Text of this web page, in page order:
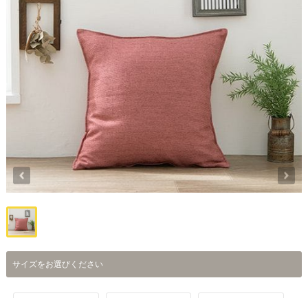
サイズをお選びください